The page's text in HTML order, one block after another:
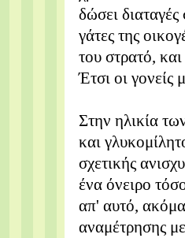
δώσει
γάτες της
του στρατό,
Έτσι οι γονείς
Στην ηλικία
και
σχετικής
ένα όνειρο
απ' αυτό,
αναμέτρησης